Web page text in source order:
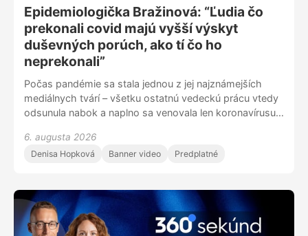
Epidemiologička Bražinová: “Ľudia čo
prekonali covid majú vyšší výskyt
duševných porúch, ako tí čo ho
neprekonali”
Počas pandémie sa stala jednou z jej najznámejších
mediálnych tvárí – všetku ostatnú vedeckú prácu vtedy
odsunula nabok a naplno sa venovala len koronavírusu.
desaťročia sa systematicky venuje téme duševného
zdravia a stojí aj za Epidemiologickou štúdiou výskytu
na Slovensku vyskytujú častejšie u mužov, alebo že
ľudia, ktorí prekonali koronavírus, mali vyššiu
celoživotnú prevalenciu akejkoľvek duševnej poruchy v
6. augusta 2026
Denisa Hopková Banner video Predplatné